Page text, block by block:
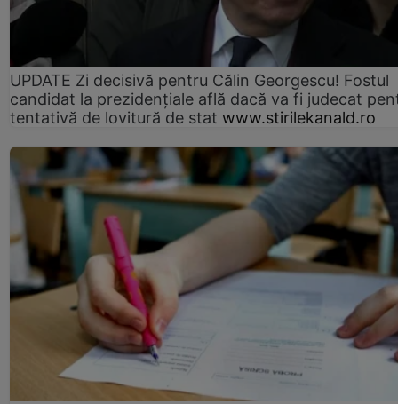
UPDATE Zi decisivă pentru Călin Georgescu! Fostul
candidat la prezidențiale află dacă va fi judecat
tentativă de lovitură de stat www.stirilekanald.ro